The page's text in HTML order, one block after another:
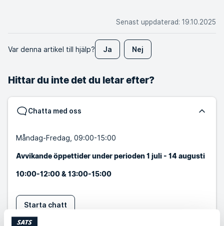
Senast uppdaterad: 19.10.2025
Var denna artikel till hjälp? Ja Nej
Hittar du inte det du letar efter?
Chatta med oss
Måndag-Fredag, 09:00-15:00
Avvikande öppettider under perioden 1 juli - 14 augusti
10:00-12:00 & 13:00-15:00
Starta chatt